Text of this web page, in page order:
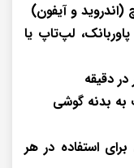
(اندروید و آیفون)
لپ‌تاپ یا
به بدنه گوشی
استفاده در هر